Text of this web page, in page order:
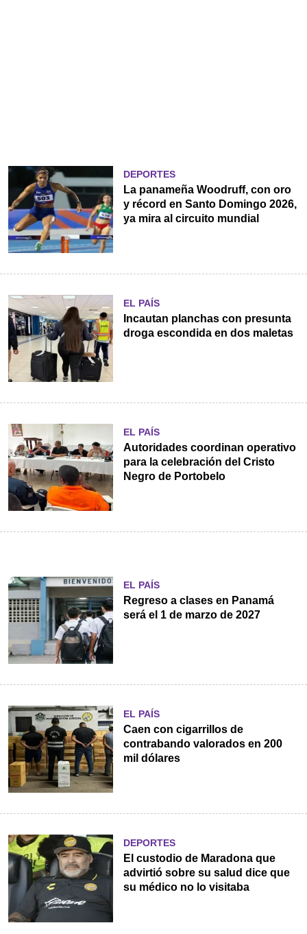
DEPORTES
La panameña Woodruff, con oro
y récord en Santo Domingo 2026,
ya mira al circuito mundial
EL PAÍS
Incautan planchas con presunta
droga escondida en dos maletas
EL PAÍS
Autoridades coordinan operativo
para la celebración del Cristo
Negro de Portobelo
EL PAÍS
Regreso a clases en Panamá
será el 1 de marzo de 2027
EL PAÍS
Caen con cigarrillos de
contrabando valorados en 200
mil dólares
DEPORTES
El custodio de Maradona que
advirtió sobre su salud dice que
su médico no lo visitaba